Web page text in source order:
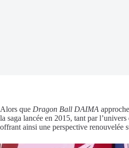
Alors que Dragon Ball DAIMA
la saga lancée en 2015, tant par
offrant ainsi une perspective renouvelée